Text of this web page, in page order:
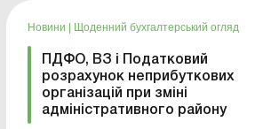
Новини Щоденний бухгалтерський огляд
ПДФО, ВЗ і Податковий
розрахунок неприбуткових
організацій при зміні
адміністративного району